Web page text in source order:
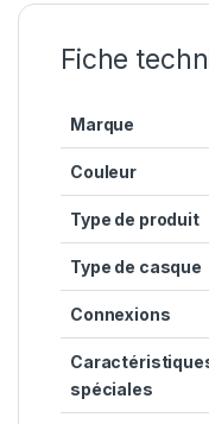
Fiche
Marque
Couleur
Type de produit
Type de casque
Connexions
spéciales